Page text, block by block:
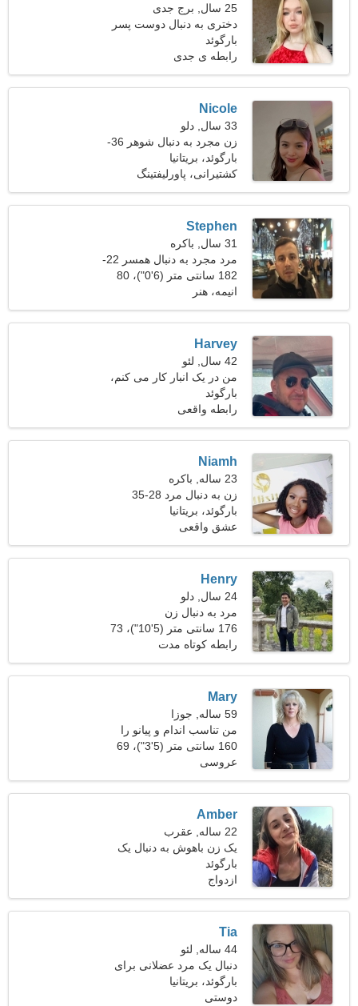
25 سال, برج جدی
دختری به دنبال دوست پسر
بارگوئد
رابطه ی جدی
Nicole
33 سال, دلو
زن مجرد به دنبال شوهر 36-
45
بارگوئد، بریتانیا
کشتیرانی، پاورلیفتینگ
Stephen
31 سال, باکره
مرد مجرد به دنبال همسر 22-
31
182 سانتی متر (6'0")، 80
کیلوگرم (176 پوند)
انیمه، هنر
Harvey
42 سال, لئو
من در یک انبار کار می کنم،
به یک خانم دیدنی نیاز دارم
بارگوئد
رابطه واقعی
Niamh
23 ساله, باکره
زن به دنبال مرد 28-35
بارگوئد، بریتانیا
عشق واقعی
Henry
24 سال, دلو
مرد به دنبال زن
176 سانتی متر (5'10")، 73
کیلوگرم (160 پوند)
رابطه کوتاه مدت
Mary
59 ساله, جوزا
من تناسب اندام و پیانو را
ترجیح می دهم
160 سانتی متر (5'3")، 69
کیلوگرم (152 پوند)
عروسی
Amber
22 ساله, عقرب
یک زن باهوش به دنبال یک
رابطه پایدار است
بارگوئد
ازدواج
Tia
44 ساله, لئو
دنبال یک مرد عضلانی برای
یک سفر مشترک هستم
بارگوئد، بریتانیا
دوستی